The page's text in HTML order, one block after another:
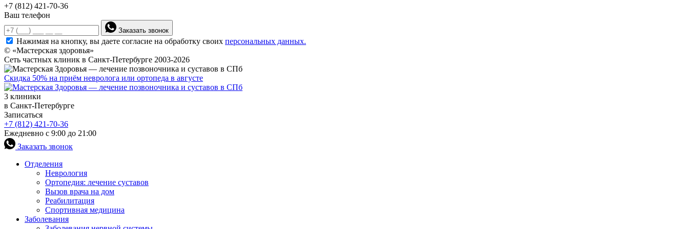
+7 (812) 421-70-36
Ваш телефон
Заказать звонок
Нажимая на кнопку, вы даете согласие на обработку своих персональных данных.
© «Мастерская здоровья»
Сеть частных клиник в Санкт-Петербурге 2003-2026
Скидка 50% на приём невролога или ортопеда в августе
3 клиники
в Санкт-Петербурге
Записаться
+7 (812) 421-70-36
Ежедневно с 9:00 до 21:00
Заказать звонок
Отделения
Неврология
Ортопедия: лечение суставов
Вызов врача на дом
Реабилитация
Спортивная медицина
Заболевания